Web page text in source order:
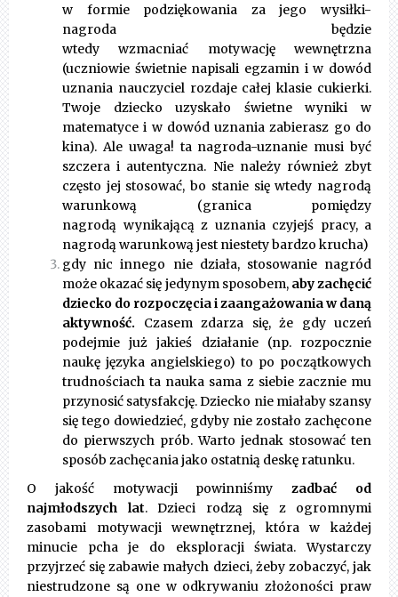
w formie podziękowania za jego wysiłki-
nagroda będzie
wtedy wzmacniać motywację wewnętrzna
(uczniowie świetnie napisali egzamin i w dowód
uznania nauczyciel rozdaje całej klasie cukierki.
Twoje dziecko uzyskało świetne wyniki w
matematyce i w dowód uznania zabierasz go do
kina). Ale uwaga! ta nagroda-uznanie musi być
szczera i autentyczna. Nie należy również zbyt
często jej stosować, bo stanie się wtedy nagrodą
warunkową (granica pomiędzy
nagrodą wynikającą z uznania czyjejś pracy, a
nagrodą warunkową jest niestety bardzo krucha)
gdy nic innego nie działa, stosowanie nagród
może okazać się jedynym sposobem,aby zachęcić
dziecko do rozpoczęcia i zaangażowania w daną
aktywność. Czasem zdarza się, że gdy uczeń
podejmie już jakieś działanie (np. rozpocznie
naukę języka angielskiego) to po początkowych
trudnościach ta nauka sama z siebie zacznie mu
przynosić satysfakcję. Dziecko nie miałaby szansy
się tego dowiedzieć, gdyby nie zostało zachęcone
do pierwszych prób. Warto jednak stosować ten
sposób zachęcania jako ostatnią deskę ratunku.
O jakość motywacji powinniśmy zadbać od
najmłodszych lat. Dzieci rodzą się z ogromnymi
zasobami motywacji wewnętrznej, która w każdej
minucie pcha je do eksploracji świata. Wystarczy
przyjrzeć się zabawie małych dzieci, żeby zobaczyć, jak
niestrudzone są one w odkrywaniu złożoności praw